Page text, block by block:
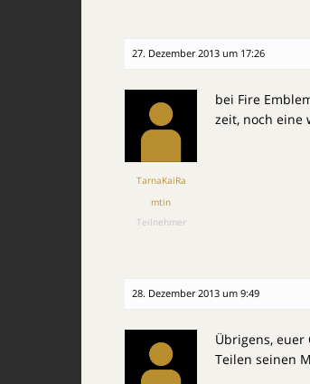
27. Dezember 2013 um 17:26
TarnaKaiRa
mtin
Teilnehmer
bei Fire
zeit, noch eine
28. Dezember 2013 um 9:49
Übrigens, euer
Teilen seinen